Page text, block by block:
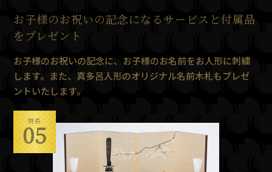
お子様のお祝いの記念になるサービスと付属品
をプレゼント
お子様のお祝いの記念に、お子様のお名前をお人形に刺繍
します。また、真多呂人形のオリジナル名前木札もプレゼ
ントいたします。
特長
05